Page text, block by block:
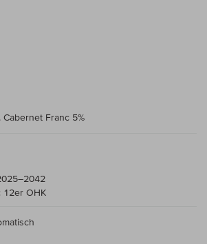
Cabernet Franc 5%
12er OHK